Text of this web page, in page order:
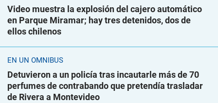
Video muestra la explosión del cajero automático
en Parque Miramar; hay tres detenidos, dos de
ellos chilenos
EN UN ÓMNIBUS
Detuvieron a un policía tras incautarle más de 70
perfumes de contrabando que pretendía trasladar
de Rivera a Montevideo